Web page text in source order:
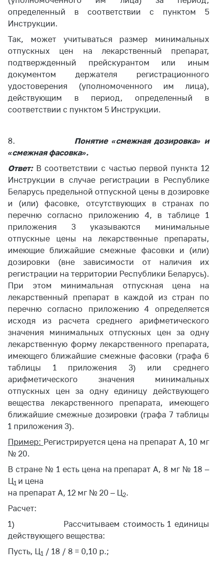
определенный в соответствии с пунктом 5
Инструкции.
Так, может учитываться размер минимальных
отпускных цен на лекарственный препарат,
подтвержденный прейскурантом или иным
документом держателя регистрационного
удостоверения (уполномоченного им лица),
действующим в период, определенный в
соответствии с пунктом 5 Инструкции.
8. Понятие «смежная дозировка» и
«смежная фасовка».
Ответ:В соответствии с частью первой пункта 12
Инструкции в случае регистрации в Республике
Беларусь предельной отпускной цены в дозировке
и (или) фасовке, отсутствующих в странах по
перечню согласно приложению 4, в таблице 1
приложения 3 указываются минимальные
отпускные цены на лекарственные препараты,
имеющие ближайшие смежные фасовки и (или)
дозировки (вне зависимости от наличия их
регистрации на территории Республики Беларусь).
При этом минимальная отпускная цена на
лекарственный препарат в каждой из стран по
перечню согласно приложению 4 определяется
исходя из расчета среднего арифметического
значения минимальных отпускных цен за одну
лекарственную форму лекарственного препарата,
имеющего ближайшие смежные фасовки (графа 6
таблицы 1 приложения 3) или среднего
арифметического значения минимальных
отпускных цен за одну единицу действующего
вещества лекарственного препарата, имеющего
ближайшие смежные дозировки (графа 7 таблицы
1 приложения 3).
Пример: Регистрируется цена на препарат А, 10 мг
№ 20.
В стране № 1 есть цена на препарат А, 8 мг № 18 –
Ц1 и цена
на препарат А, 12 мг № 20 – Ц2.
Расчет:
1) Рассчитываем стоимость 1 единицы
действующего вещества:
Пусть, Ц1 / 18 / 8 = 0,10 р.;